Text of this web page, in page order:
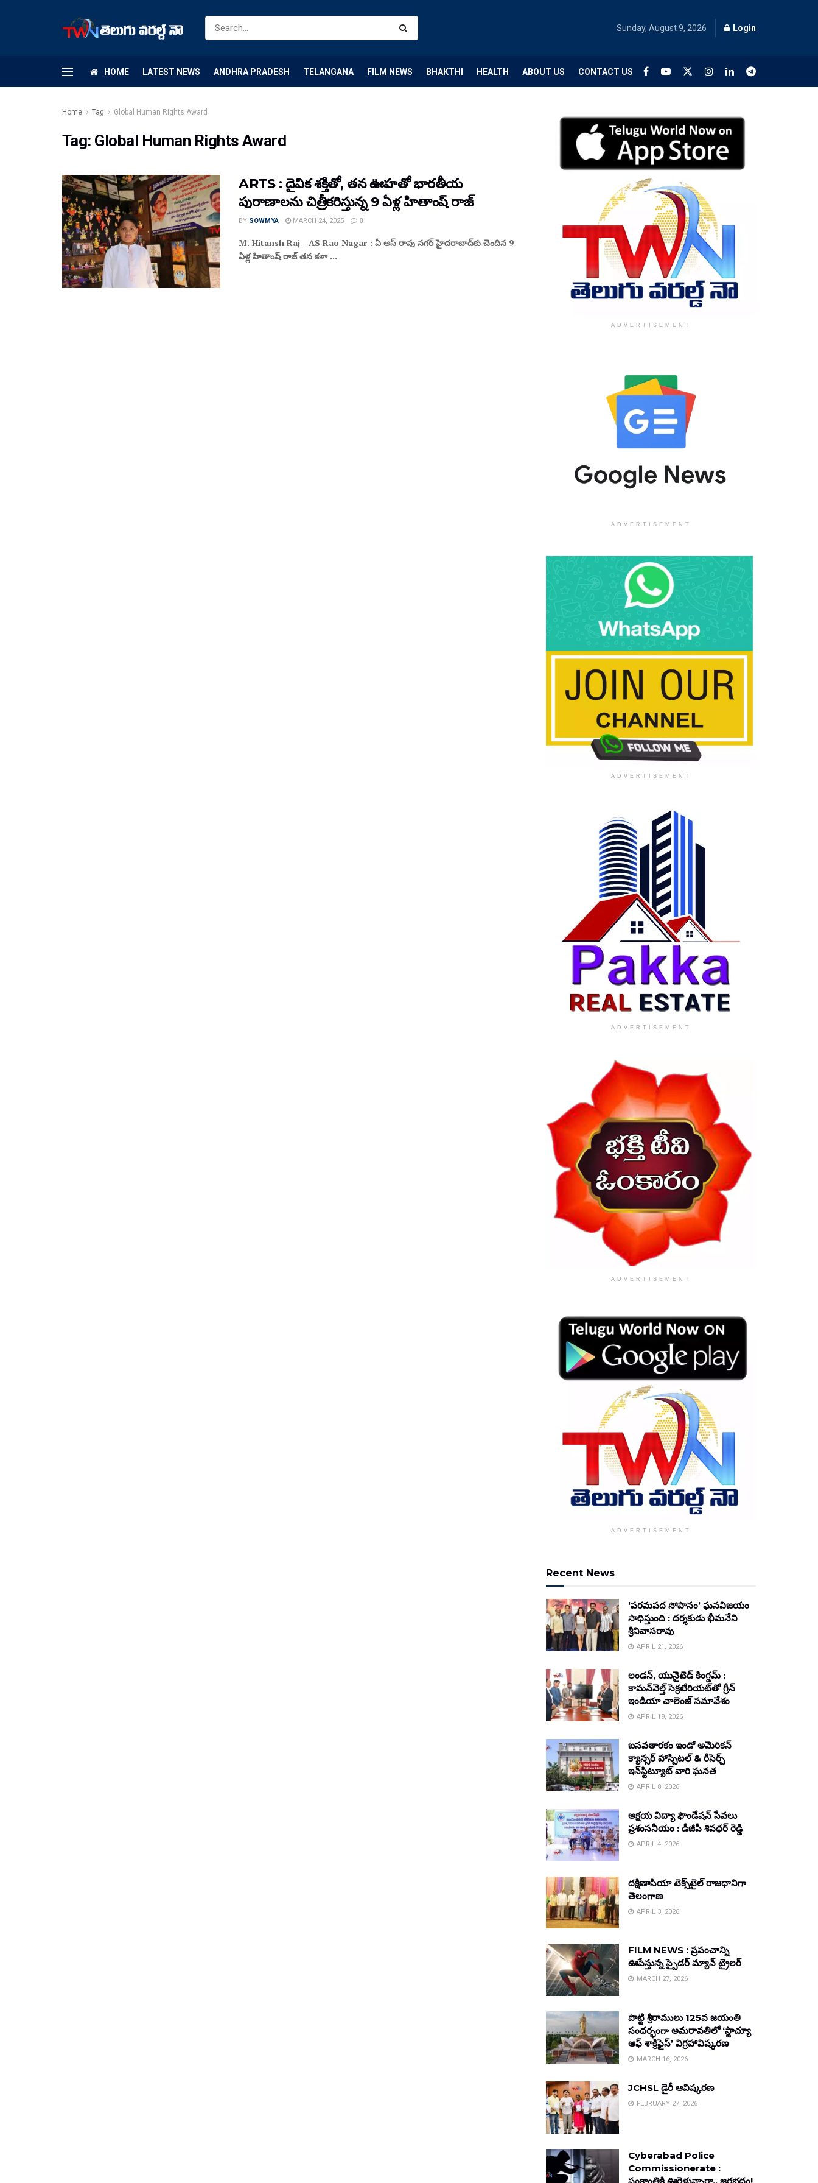
Sunday, August 9, 2026 Login
HOME LATEST NEWS ANDHRA PRADESH TELANGANA FILM NEWS BHAKTHI HEALTH ABOUT US CONTACT US
Home Tag Global Human Rights Award
Tag: Global Human Rights Award
ARTS : దైవిక శక్తితో, తన ఊహతో భారతీయ
పురాణాలను చిత్రీకరిస్తున్న 9 ఏళ్ల హితాంష్ రాజ్
BY SOWMYA MARCH 24, 2025 0
M. Hitansh Raj - AS Rao Nagar : ఏ అస్ రావు నగర్ హైదరాబాద్‌కు చెందిన 9
ఏళ్ల హితాంష్ రాజ్ తన కళా ...
ADVERTISEMENT
ADVERTISEMENT
ADVERTISEMENT
ADVERTISEMENT
ADVERTISEMENT
ADVERTISEMENT
Recent News
‘పరమపద సోపానం’ ఘనవిజయం
సాధిస్తుంది : దర్శకుడు భీమనేని
శ్రీనివాసరావు
APRIL 21, 2026
లండన్, యునైటెడ్ కింగ్డమ్ :
కామన్‌వెల్త్ సెక్రటేరియట్‌తో గ్రీన్
ఇండియా చాలెంజ్ సమావేశం
APRIL 19, 2026
బసవతారకం ఇండో అమెరికన్
క్యాన్సర్ హాస్పిటల్ & రీసెర్చ్
ఇన్‌స్టిట్యూట్ వారి ఘనత
APRIL 8, 2026
అక్షయ విద్యా ఫౌండేషన్ సేవలు
ప్రశంసనీయం : డీజీపీ శివధర్ రెడ్డి
APRIL 4, 2026
దక్షిణాసియా టెక్స్‌టైల్ రాజధానిగా
తెలంగాణ
APRIL 3, 2026
FILM NEWS : ప్రపంచాన్ని
ఊపేస్తున్న స్పైడర్ మ్యాన్ ట్రైలర్
MARCH 27, 2026
పొట్టి శ్రీరాములు 125వ జయంతి
సందర్భంగా అమరావతిలో ‘స్టాచ్యూ
ఆఫ్ శాక్రిఫైస్’ విగ్రహావిష్కరణ
MARCH 16, 2026
JCHSL డైరీ ఆవిష్కరణ
FEBRUARY 27, 2026
Cyberabad Police
Commissionerate :